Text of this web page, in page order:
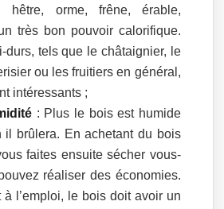
hêtre, orme, frêne, érable,
très bon pouvoir calorifique.
durs, tels que le châtaignier, le
ou les fruitiers en général,
intéressants ;
: Plus le bois est humide
il brûlera. En achetant du bois
faites ensuite sécher vous-
réaliser des économies.
à l’emploi, le bois doit avoir un